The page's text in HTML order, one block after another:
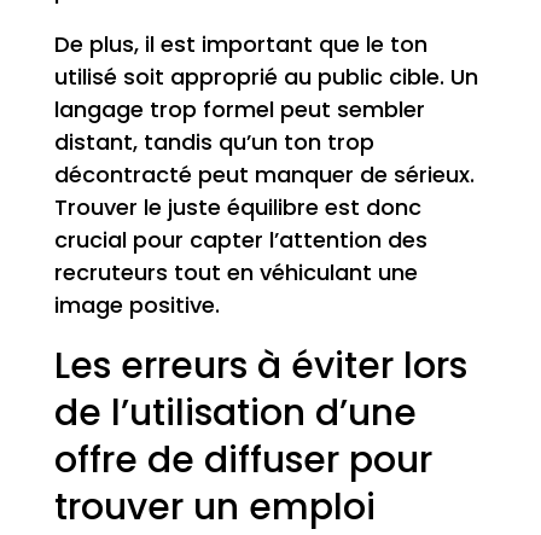
De plus, il est important que le ton
utilisé soit approprié au public cible. Un
langage trop formel peut sembler
distant, tandis qu’un ton trop
décontracté peut manquer de sérieux.
Trouver le juste équilibre est donc
crucial pour capter l’attention des
recruteurs tout en véhiculant une
image positive.
Les erreurs à éviter lors
de l’utilisation d’une
offre de diffuser pour
trouver un emploi